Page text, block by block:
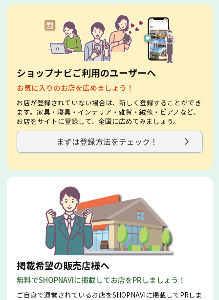
ショップナビご利用のユーザーへ
お気に入りのお店を広めましょう！
お店が登録されていない場合は、新しく登録することができ
ます。家具・寝具・インテリア・雑貨・絨毯・ビアノなど、
お店をサイトに登録して、全国に広めてみましょう。
まずは登録方法をチェック！
掲載希望の販売店様へ
無料でSHOPNAVIに掲載してお店をPRしましょう！
ご自身で運営されているお店をSHOPNAVIに掲載してPRしま